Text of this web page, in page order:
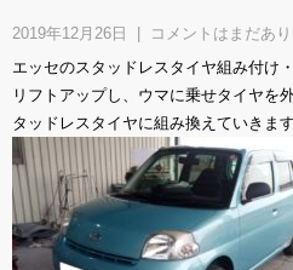
2019年12月26日
コメントはまだあ
エッセのスタッドレスタイヤ組み付け
リフトアップし、ウマに乗せタイヤを
タッドレスタイヤに組み換えていきます